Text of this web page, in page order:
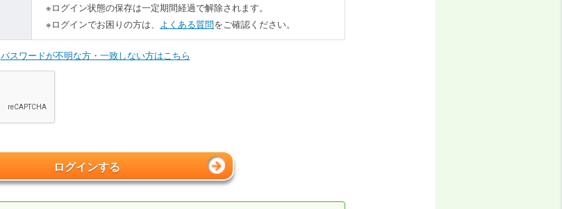
※ログイン状態の保存は一定期間経過で解除されます。
※ログインでお困りの方は、 よくある質問をご確認ください。
パスワードが不明な方・一致しない方はこちら
ログインする